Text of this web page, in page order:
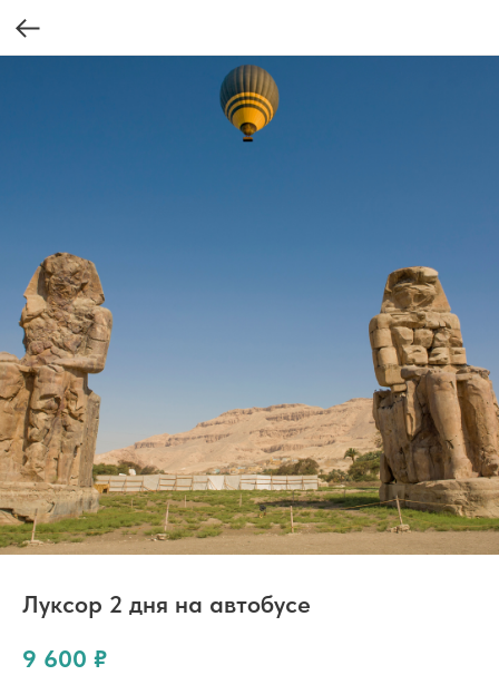
Луксор 2 дня на автобусе
9 600 ₽